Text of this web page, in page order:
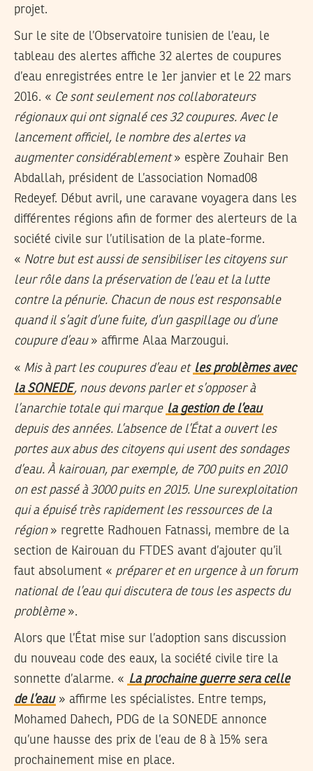
projet.
Sur le site de l’Observatoire tunisien de l’eau, le
tableau des alertes affiche 32 alertes de coupures
d’eau enregistrées entre le 1er janvier et le 22 mars
2016. « Ce sont seulement nos collaborateurs
régionaux qui ont signalé ces 32 coupures. Avec le
lancement officiel, le nombre des alertes va
augmenter considérablement» espère Zouhair Ben
Abdallah, président de L’association Nomad08
Redeyef. Début avril, une caravane voyagera dans les
différentes régions afin de former des alerteurs de la
société civile sur l’utilisation de la plate-forme.
« Notre but est aussi de sensibiliser les citoyens sur
leur rôle dans la préservation de l’eau et la lutte
contre la pénurie. Chacun de nous est responsable
quand il s’agit d’une fuite, d’un gaspillage ou d’une
coupure d’eau» affirme Alaa Marzougui.
« Mis à part les coupures d’eau et les problèmes avec
la SONEDE, nous devons parler et s’opposer à
l’anarchie totale qui marque la gestion de l’eau
depuis des années. L’absence de l’État a ouvert les
portes aux abus des citoyens qui usent des sondages
d’eau. À kairouan, par exemple, de 700 puits en 2010
on est passé à 3000 puits en 2015. Une surexploitation
qui a épuisé très rapidement les ressources de la
région» regrette Radhouen Fatnassi, membre de la
section de Kairouan du FTDES avant d’ajouter qu’il
faut absolument « préparer et en urgence à un forum
national de l’eau qui discutera de tous les aspects du
problème».
Alors que l’État mise sur l’adoption sans discussion
du nouveau code des eaux, la société civile tire la
sonnette d’alarme. « La prochaine guerre sera celle
de l’eau » affirme les spécialistes. Entre temps,
Mohamed Dahech, PDG de la SONEDE annonce
qu’une hausse des prix de l’eau de 8 à 15% sera
prochainement mise en place.